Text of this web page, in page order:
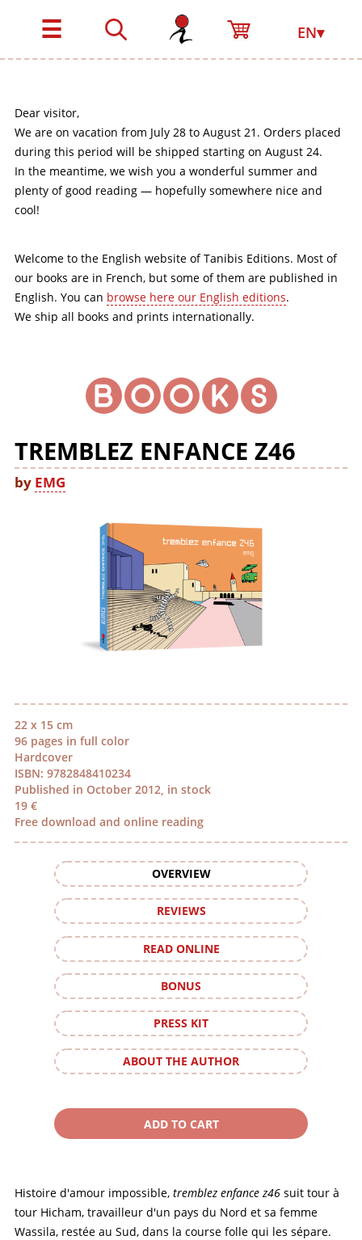
☰ EN▾
Dear visitor,
We are on vacation from July 28 to August 21. Orders placed
during this period will be shipped starting on August 24.
In the meantime, we wish you a wonderful summer and
plenty of good reading — hopefully somewhere nice and
cool!
Welcome to the English website of Tanibis Editions. Most of
our books are in French, but some of them are published in
English. You can browse here our English editions.
We ship all books and prints internationally.
22 x 15 cm
96 pages in full color
Hardcover
ISBN: 9782848410234
Published in October 2012, in stock
19 €
Free download and online reading
OVERVIEW
REVIEWS
READ ONLINE
BONUS
PRESS KIT
ABOUT THE AUTHOR
TREMBLEZ ENFANCE Z46
by EMG
Histoire d'amour impossible,tremblez enfance z46 suit tour à
tour Hicham, travailleur d'un pays du Nord et sa femme
Wassila, restée au Sud, dans la course folle qui les sépare.